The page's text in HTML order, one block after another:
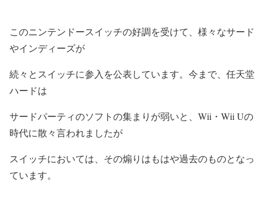
このニンテンドースイッチの好調を受けて、様々なサード
やインディーズが
続々とスイッチに参入を公表しています。今まで、任天堂
ハードは
サードパーティのソフトの集まりが弱いと、Wii・Wii Uの
時代に散々言われましたが
スイッチにおいては、その煽りはもはや過去のものとなっ
ています。